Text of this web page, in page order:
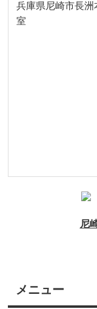
兵庫県尼崎市長
室
尼
メニュー